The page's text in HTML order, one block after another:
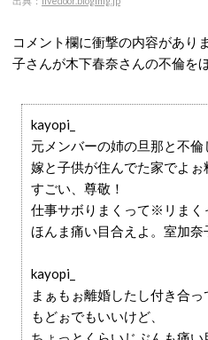
コメント欄に衝撃の内容があり
子さんが木下春奈さんの不倫を
kayopi_
元メンバーの姉の旦那と不倫
嫁と子供が住んでた家でよぉ
すごい、尊敬！
仕事サボりまくって※リまく
ほんま痛い目合えよ。室加奈
kayopi_
まぁもぉ離婚したし付き合
もどぉでもいいけど、